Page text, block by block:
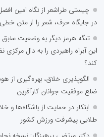
چیستی طراشعر از نگاه امین
در جایگاه حرف، شعر را از متن
تنگه هرمز دیگر به وضعیت
این آبراه راهبردی را به دال
کند؟
الگوپذیری خلاق، بهره‌گیری
ضلع موفقیت جوانان کارآفرین
ابتکار در حمایت از باشگاه‌ها
طلایی پیشرفت ورزش کشور